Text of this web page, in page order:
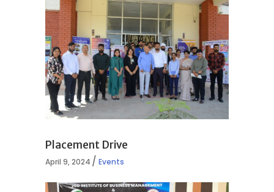
Placement Drive
April 9, 2024 Events